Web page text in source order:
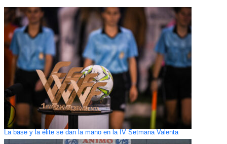
La base y la élite se dan la mano en la IV Setmana Valenta